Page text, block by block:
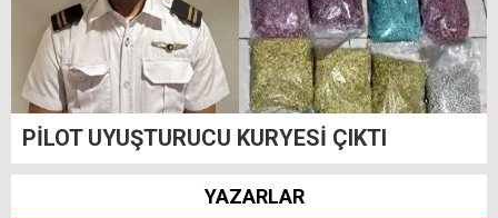
PİLOT UYUŞTURUCU KURYESİ ÇIKTI
YAZARLAR